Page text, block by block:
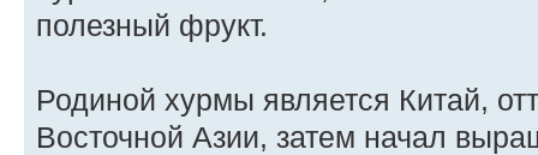
полезный фрукт.
Родиной хурмы является Китай,
Восточной Азии, затем начал